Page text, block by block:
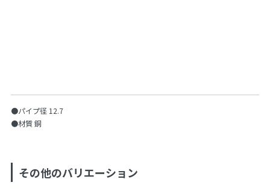
●パイプ径 12.7
●材質 銅
その他のバリエーション